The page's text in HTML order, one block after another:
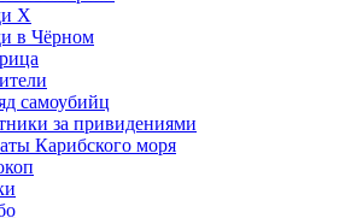
X
в Чёрном
самоубийц
за привидениями
Карибского моря